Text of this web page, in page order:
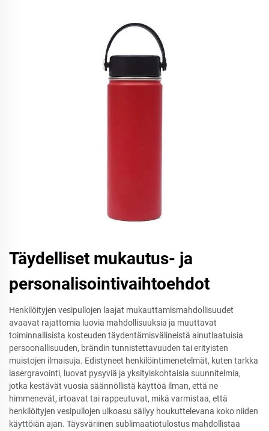
Täydelliset mukautus- ja
personalisointivaihtoehdot
Henkilöityjen vesipullojen laajat mukauttamismahdollisuudet
avaavat rajattomia luovia mahdollisuuksia ja muuttavat
toiminnallisista kosteuden täydentämisvälineistä ainutlaatuisia
persoonallisuuden, brändin tunnistettavuuden tai erityisten
muistojen ilmaisuja. Edistyneet henkilöintimenetelmät, kuten tarkka
lasergravointi, luovat pysyviä ja yksityiskohtaisia suunnitelmia,
jotka kestävät vuosia säännöllistä käyttöä ilman, että ne
himmenevät, irtoavat tai rappeutuvat, mikä varmistaa, että
henkilöityjen vesipullojen ulkoasu säilyy houkuttelevana koko niiden
käyttöiän ajan. Täysväriinen sublimaatiotulostus mahdollistaa